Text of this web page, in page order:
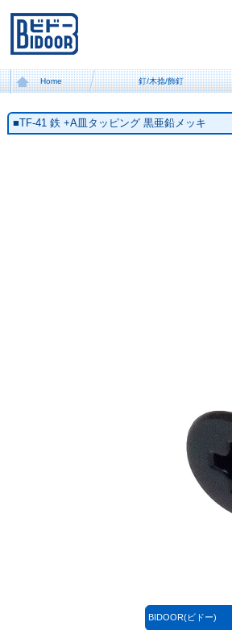
Home 釘/木捻/飾釘
■TF-41 鉄 +A皿タッピング 黒亜鉛メッキ
BIDOOR(ビドー)